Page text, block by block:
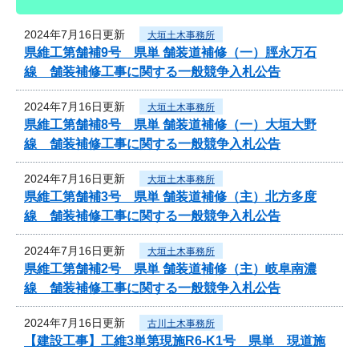
2024年7月16日更新 大垣土木事務所
県維工第舗補9号 県単 舗装道補修（一）脛永万石
線 舗装補修工事に関する一般競争入札公告
2024年7月16日更新 大垣土木事務所
県維工第舗補8号 県単 舗装道補修（一）大垣大野
線 舗装補修工事に関する一般競争入札公告
2024年7月16日更新 大垣土木事務所
県維工第舗補3号 県単 舗装道補修（主）北方多度
線 舗装補修工事に関する一般競争入札公告
2024年7月16日更新 大垣土木事務所
県維工第舗補2号 県単 舗装道補修（主）岐阜南濃
線 舗装補修工事に関する一般競争入札公告
2024年7月16日更新 古川土木事務所
【建設工事】工維3単第現施R6-K1号 県単 現道施